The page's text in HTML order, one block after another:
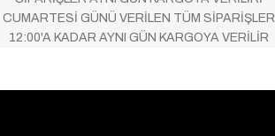
CUMARTESİ GÜNÜ VERİLEN TÜM SİPARİŞLER
12:00'A KADAR AYNI GÜN KARGOYA VERİLİR